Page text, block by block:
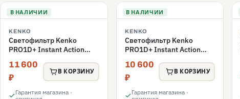
В НАЛИЧИИ
KENKO
Светофильтр Kenko
PRO1D+ Instant Action
переменной плотности
67mm
11 600
₽
В КОРЗИНУ
Гарантия магазина ·
В НАЛИЧИИ
KENKO
Светофильтр Kenko
PRO1D+ Instant Action
переменной плотности
67mm
10 600
₽
В КОРЗИНУ
Гарантия магазина ·